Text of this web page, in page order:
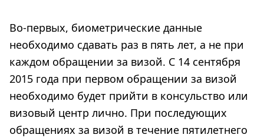
Во-первых, биометрические данные
необходимо сдавать раз в пять лет, а не при
каждом обращении за визой. С 14 сентября
2015 года при первом обращении за визой
необходимо будет прийти в консульство или
визовый центр лично. При последующих
обращениях за визой в течение пятилетнего